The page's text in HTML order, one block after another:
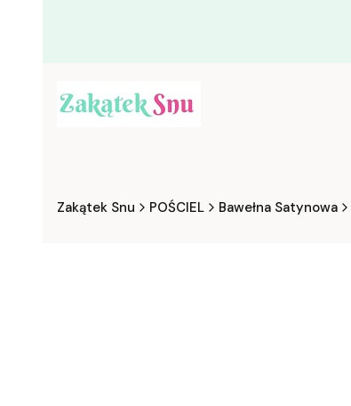
Zakątek Snu POŚCIEL Bawełna Satynowa